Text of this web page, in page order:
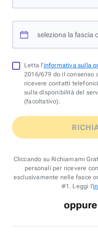
seleziona la fascia
Letta l'informativa sulla
2016/679 do il consenso
ricevere contatti
sulla disponibilità del
(facoltativo).
Cliccando su Richiamami
personali per ricevere
esclusivamente nelle fasce
#1. Leggi l'